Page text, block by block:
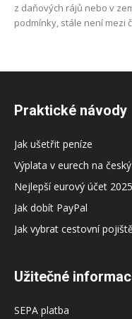
z daňových rájů nebo v
podmínky, stále není mezi
Praktické návody
Jak ušetřit peníze
Výplata v eurech na
Nejlepší eurový účet 2025
Jak dobít PayPal
Jak vybrat cestovní
Užitečné
SEPA platba